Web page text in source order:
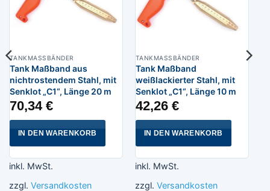
TANKMASSBÄNDER
Tank Maßband aus
nichtrostendem Stahl, mit
Senklot „C1“, Länge 20 m
70,34 €
IN DEN WARENKORB
inkl. MwSt.
zzgl. Versandkosten
TANKMASSBÄNDER
Tank Maßband
weißlackierter Stahl, mit
Senklot „C1“, Länge 10 m
42,26 €
IN DEN WARENKORB
inkl. MwSt.
zzgl. Versandkosten